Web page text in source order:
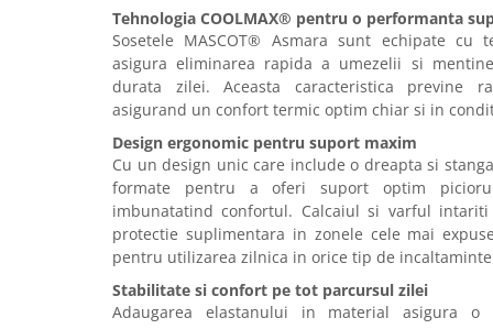
Produse Antibacteriene
Articole pentru baie
Articole pentru bucatarie
Maturi, mopuri si galeti
Hartie igienica, prosoape hartie si
Articole pentru rufe, casa,
geamuri, mobila
Articole pentru birou, suprafete,
Intretinere si odorizante masina
Tehnologia COOLMAX® pentru o performanta
Sosetele MASCOT® Asmara sunt echipate cu
asigura eliminarea rapida a umezelii si
durata zilei. Aceasta caracteristica previne
asigurand un confort termic optim chiar si in
Design ergonomic pentru suport maxim
Cu un design unic care include o dreapta si
formate pentru a oferi suport optim
imbunatatind confortul. Calcaiul si varful
protectie suplimentara in zonele cele mai
pentru utilizarea zilnica in orice tip de
Stabilitate si confort pe tot parcursul zilei
Adaugarea elastanului in material asigura